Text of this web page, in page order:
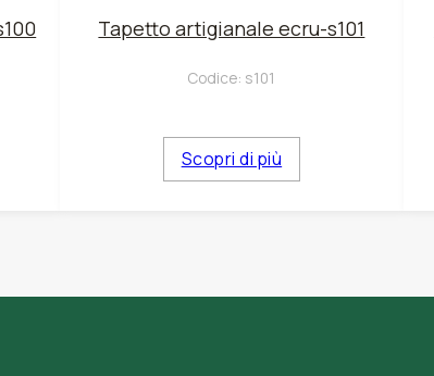
Tapetto artigianale ecru-s101
Codice: s101
Scopri di più